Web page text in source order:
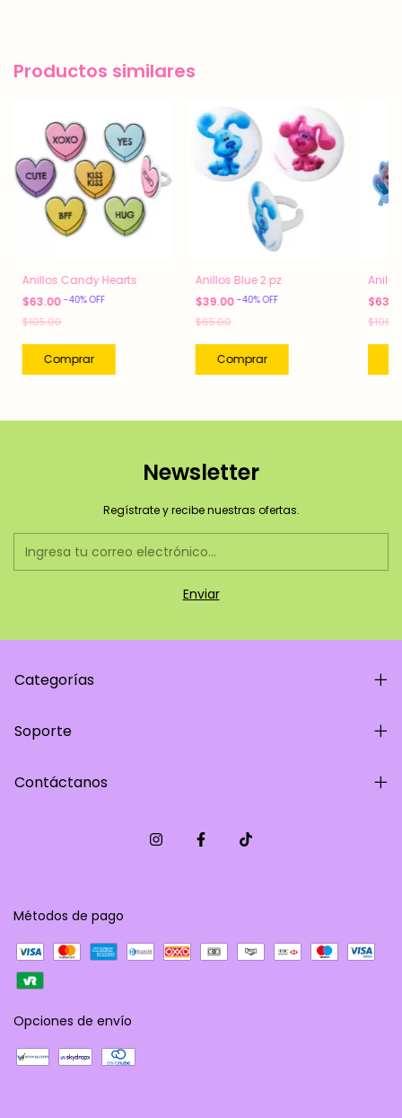
Productos similares
Anillos Candy Hearts
$63.00 -40%OFF
$105.00
Anillos Blue 2 pz
$39.00 -40%OFF
$65.00
Newsletter
Regístrate y recibe nuestras ofertas.
Categorías
Soporte
Contáctanos
Métodos de pago
Opciones de envío